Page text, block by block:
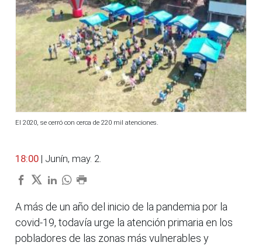
El 2020, se cerró con cerca de 220 mil atenciones.
18:00 | Junín, may. 2.
A más de un año del inicio de la pandemia por la
covid-19, todavía urge la atención primaria en los
pobladores de las zonas más vulnerables y